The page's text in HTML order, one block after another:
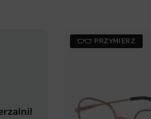
PRZYMIERZ